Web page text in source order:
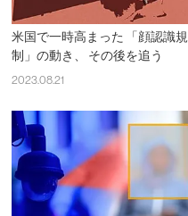
米国で一時高まった 「顔認識規
制」の動き、 その後を追う
2023.08.21